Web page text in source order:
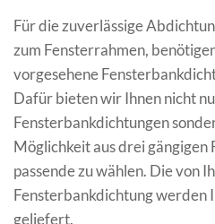
Für die zuverlässige
zum Fensterrahmen,
vorgesehene
Dafür bieten wir Ihnen nicht
Fensterbankdichtungen
Möglichkeit aus drei gängigen
passende zu wählen. Die von
Fensterbankdichtung werden
geliefert.